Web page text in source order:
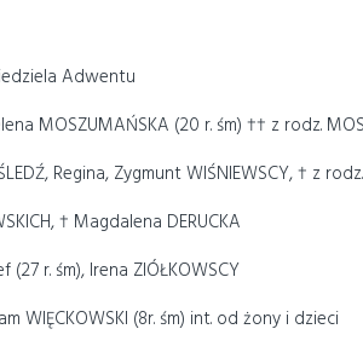
Adwentu
MOSZUMAŃSKA (20 r. śm) †† z rodz.
Regina, Zygmunt WIŚNIEWSCY, † z
† Magdalena DERUCKA
(27 r. śm), Irena ZIÓŁKOWSCY
WIĘCKOWSKI (8r. śm) int. od żony i dzieci